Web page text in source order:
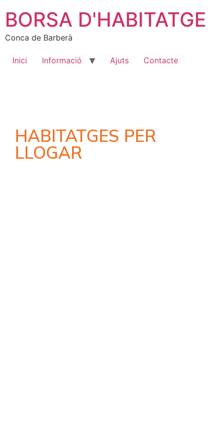
BORSA D'HABITATGE
Conca de Barberà
Inici Informació Ajuts Contacte
HABITATGES PER
LLOGAR